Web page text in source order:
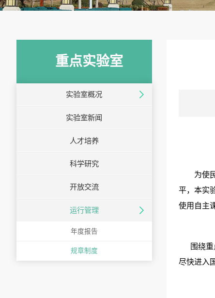
重点实验室
实验室概况
实验室新闻
人才培养
科学研究
开放交流
运行管理
年度报告
规章制度
为使
平，本实
使用自主
围绕
尽快进入